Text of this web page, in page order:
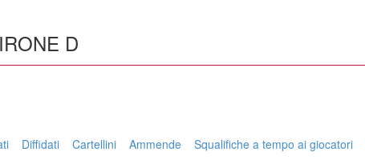
D
Diffidati Cartellini Ammende Squalifiche a tempo ai giocatori